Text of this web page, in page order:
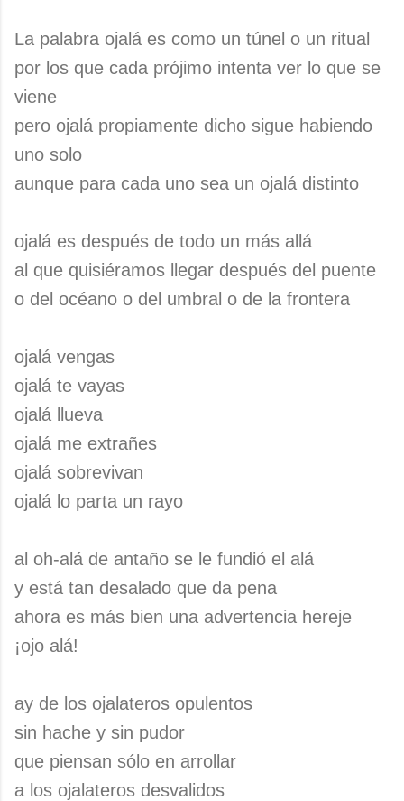
La palabra ojalá es como un túnel o un ritual
por los que cada prójimo intenta ver lo que se
viene
pero ojalá propiamente dicho sigue habiendo
uno solo
aunque para cada uno sea un ojalá distinto
ojalá es después de todo un más allá
al que quisiéramos llegar después del puente
o del océano o del umbral o de la frontera
ojalá vengas
ojalá te vayas
ojalá llueva
ojalá me extrañes
ojalá sobrevivan
ojalá lo parta un rayo
al oh-alá de antaño se le fundió el alá
y está tan desalado que da pena
ahora es más bien una advertencia hereje
¡ojo alá!
ay de los ojalateros opulentos
sin hache y sin pudor
que piensan sólo en arrollar
a los ojalateros desvalidos